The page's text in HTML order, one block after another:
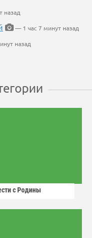
назад
— 1 час 7 минут назад
назад
с Родины